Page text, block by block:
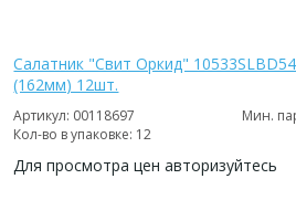
Салатник "Свит Оркид" 10533SLBD54
(162мм) 12шт.
Артикул: 00118697
Мин.
Кол-во в упаковке: 12
Для просмотра цен авторизуйтесь